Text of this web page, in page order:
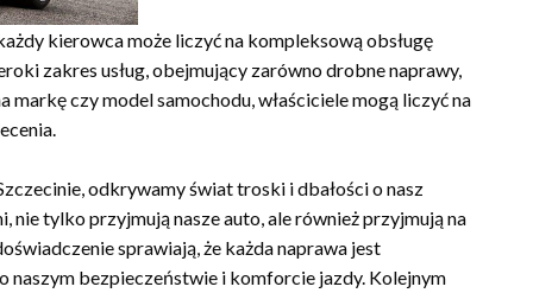
kierowca może liczyć na kompleksową obsługę
zakres usług, obejmujący zarówno drobne naprawy,
czy model samochodu, właściciele mogą liczyć na
odkrywamy świat troski i dbałości o nasz
tylko przyjmują nasze auto, ale również przyjmują na
sprawiają, że każda naprawa jest
naszym bezpieczeństwie i komforcie jazdy. Kolejnym